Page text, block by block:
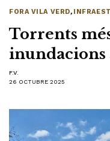
FORA VILA VERD,
Torrents
inundacions
F.V.
26 OCTUBRE 2025